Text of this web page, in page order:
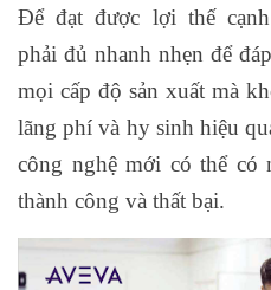
Để đạt được lợi thế
phải đủ nhanh nhẹn để
mọi cấp độ sản xuất mà
lãng phí và hy sinh hiệu
công nghệ mới có thể có
thành công và thất bại.